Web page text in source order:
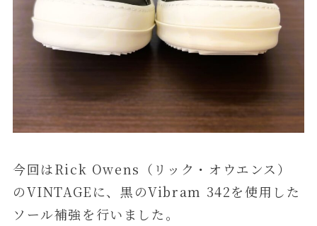
今回はRick Owens（リック・オウエンス）
のVINTAGEに、黒のVibram 342を使用した
ソール補強を行いました。